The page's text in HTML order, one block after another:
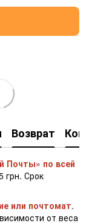
Возврат
Почты» по всей
грн. Срок
или почтомат.
от веса